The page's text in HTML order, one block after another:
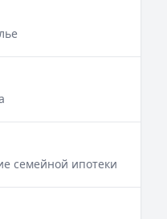
семейной ипотеки